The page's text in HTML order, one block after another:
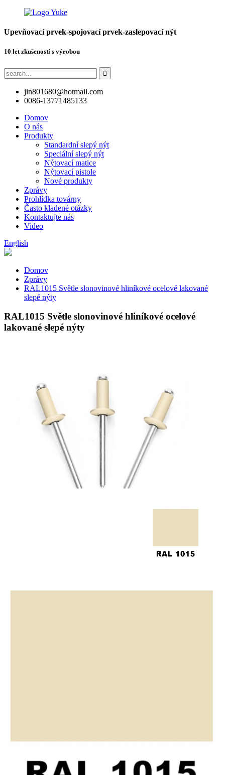
Upevňovací prvek-spojovací prvek-zaslepovací nýt
10 let zkušeností s výrobou
jin801680@hotmail.com
0086-13771485133
Domov
O nás
Produkty
Standardní slepý nýt
Speciální slepý nýt
Nýtovací matice
Nýtovací pistole
Nové produkty
Zprávy
Prohlídka továrny
Často kladené otázky
Kontaktujte nás
Video
English
Domov
Zprávy
RAL1015 Světle slonovinové hliníkové ocelové lakované
slepé nýty
RAL1015 Světle slonovinové hliníkové ocelové
lakované slepé nýty